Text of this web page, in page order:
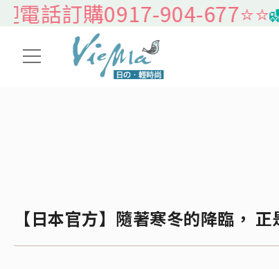
購0917-904-677⭐️⭐️🚛台灣
【日本官方】隨著寒冬的降臨，